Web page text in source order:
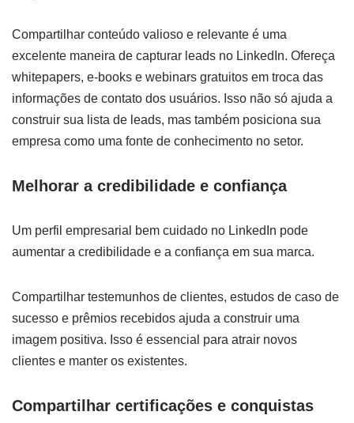
Compartilhar conteúdo valioso e relevante é uma
excelente maneira de capturar leads no LinkedIn. Ofereça
whitepapers, e-books e webinars gratuitos em troca das
informações de contato dos usuários. Isso não só ajuda a
construir sua lista de leads, mas também posiciona sua
empresa como uma fonte de conhecimento no setor.
Melhorar a credibilidade e confiança
Um perfil empresarial bem cuidado no LinkedIn pode
aumentar a credibilidade e a confiança em sua marca.
Compartilhar testemunhos de clientes, estudos de caso de
sucesso e prêmios recebidos ajuda a construir uma
imagem positiva. Isso é essencial para atrair novos
clientes e manter os existentes.
Compartilhar certificações e conquistas